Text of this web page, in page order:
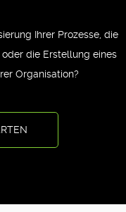
Ihrer Prozesse, die
die Erstellung eines
Organisation?